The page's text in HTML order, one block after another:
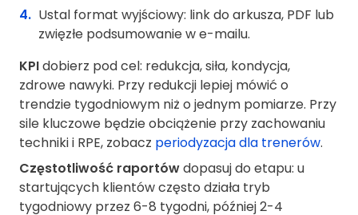
Ustal format wyjściowy: link do arkusza, PDF lub
zwięzłe podsumowanie w e-mailu.
KPIdobierz pod cel: redukcja, siła, kondycja,
zdrowe nawyki. Przy redukcji lepiej mówić o
trendzie tygodniowym niż o jednym pomiarze. Przy
sile kluczowe będzie obciążenie przy zachowaniu
techniki i RPE, zobacz periodyzacja dla trenerów.
Częstotliwość raportówdopasuj do etapu: u
startujących klientów często działa tryb
tygodniowy przez 6-8 tygodni, później 2-4